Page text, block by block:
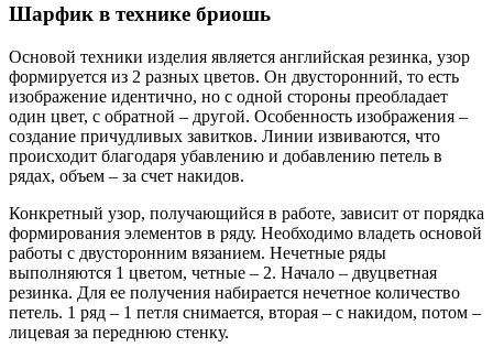
Шарфик в технике бриошь
Основой техники изделия является английская резинка, узор
формируется из 2 разных цветов. Он двусторонний, то есть
изображение идентично, но с одной стороны преобладает
один цвет, с обратной – другой. Особенность изображения –
создание причудливых завитков. Линии извиваются, что
происходит благодаря убавлению и добавлению петель в
рядах, объем – за счет накидов.
Конкретный узор, получающийся в работе, зависит от порядка
формирования элементов в ряду. Необходимо владеть основой
работы с двусторонним вязанием. Нечетные ряды
выполняются 1 цветом, четные – 2. Начало – двуцветная
резинка. Для ее получения набирается нечетное количество
петель. 1 ряд – 1 петля снимается, вторая – с накидом, потом –
лицевая за переднюю стенку.